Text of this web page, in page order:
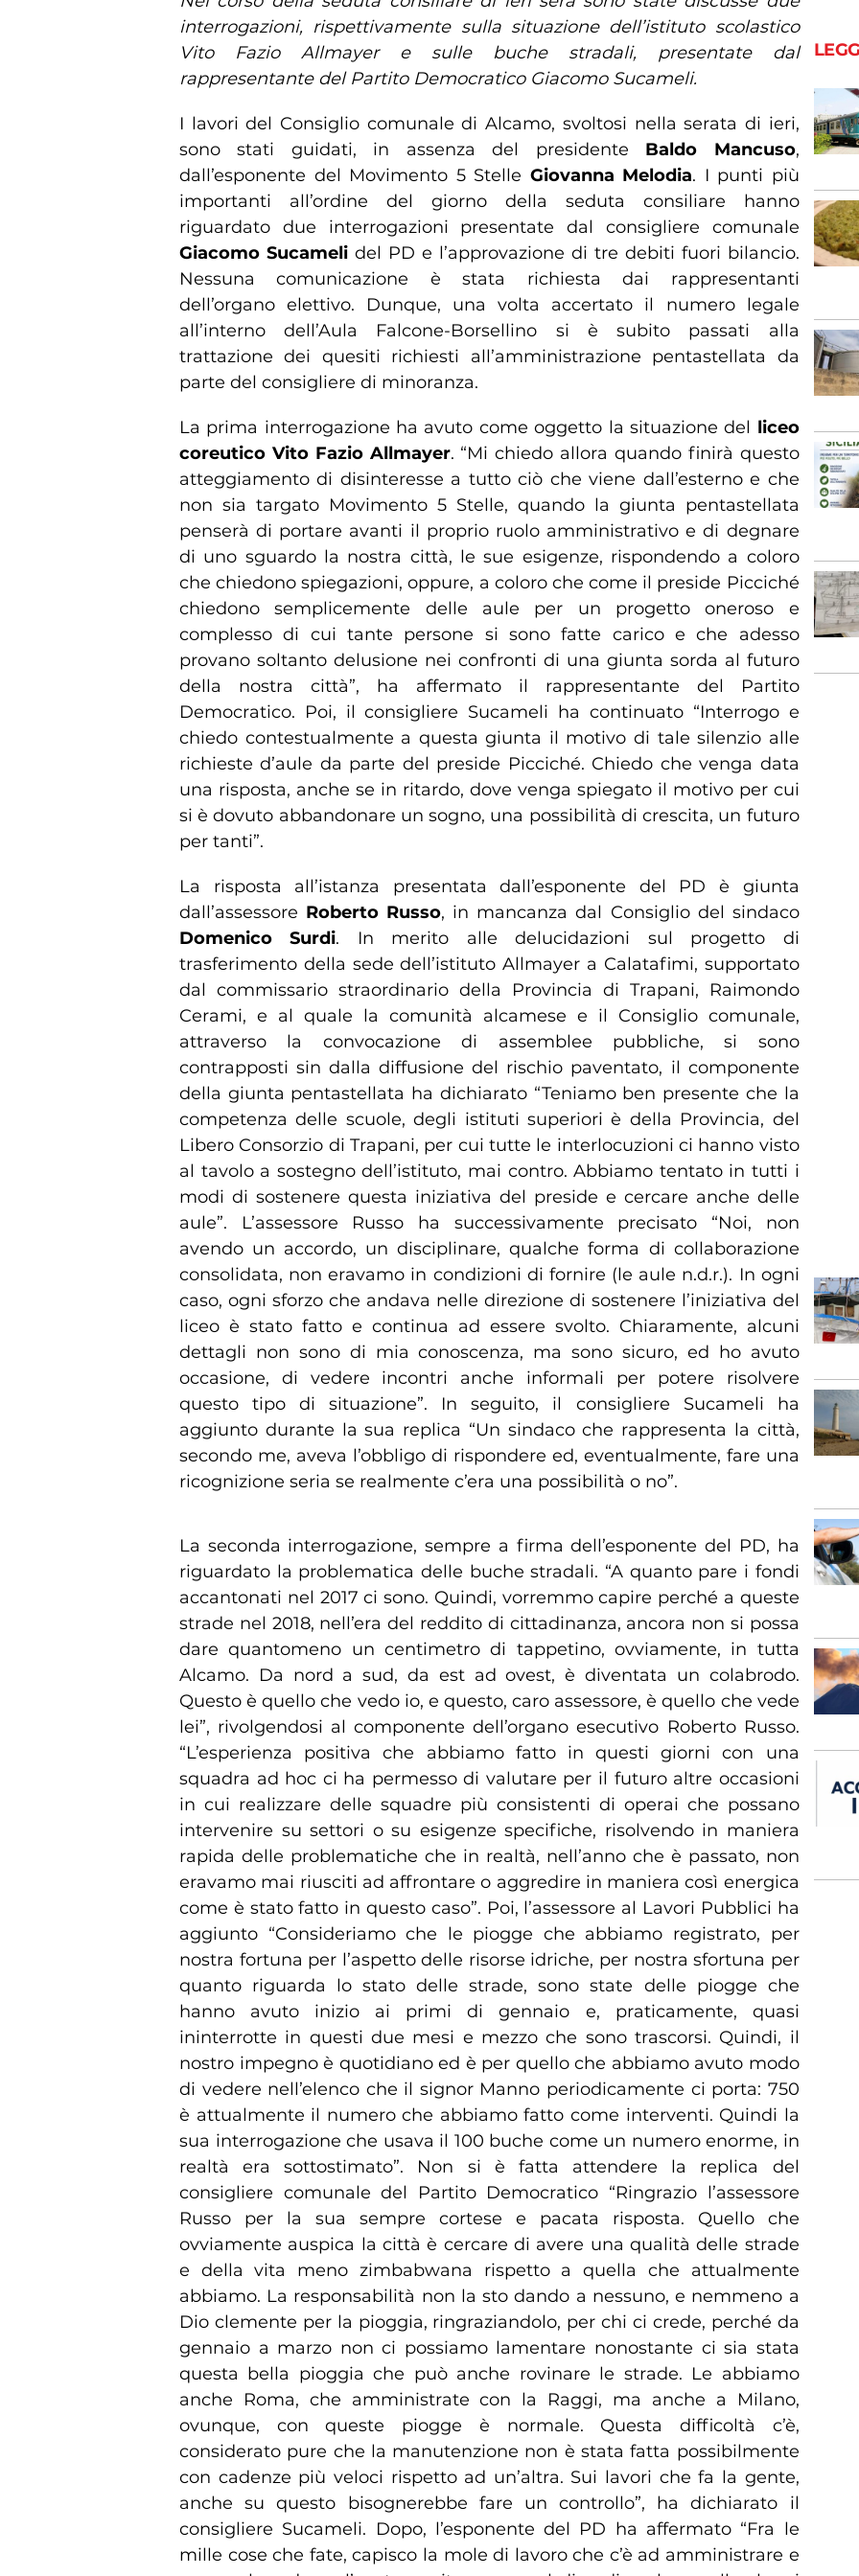
interrogazioni, rispettivamente sulla situazione dell’istituto scolastico
Vito Fazio Allmayer e sulle buche stradali, presentate dal
rappresentante del Partito Democratico Giacomo Sucameli.
I lavori del Consiglio comunale di Alcamo, svoltosi nella serata di ieri,
sono stati guidati, in assenza del presidente Baldo Mancuso,
dall’esponente del Movimento 5 Stelle Giovanna Melodia. I punti più
importanti all’ordine del giorno della seduta consiliare hanno
riguardato due interrogazioni presentate dal consigliere comunale
Giacomo Sucamelidel PD e l’approvazione di tre debiti fuori bilancio.
Nessuna comunicazione è stata richiesta dai rappresentanti
dell’organo elettivo. Dunque, una volta accertato il numero legale
all’interno dell’Aula Falcone-Borsellino si è subito passati alla
trattazione dei quesiti richiesti all’amministrazione pentastellata da
parte del consigliere di minoranza.
La prima interrogazione ha avuto come oggetto la situazione del liceo
coreutico Vito Fazio Allmayer. “Mi chiedo allora quando finirà questo
atteggiamento di disinteresse a tutto ciò che viene dall’esterno e che
non sia targato Movimento 5 Stelle, quando la giunta pentastellata
penserà di portare avanti il proprio ruolo amministrativo e di degnare
di uno sguardo la nostra città, le sue esigenze, rispondendo a coloro
che chiedono spiegazioni, oppure, a coloro che come il preside Picciché
chiedono semplicemente delle aule per un progetto oneroso e
complesso di cui tante persone si sono fatte carico e che adesso
provano soltanto delusione nei confronti di una giunta sorda al futuro
della nostra città”, ha affermato il rappresentante del Partito
Democratico. Poi, il consigliere Sucameli ha continuato “Interrogo e
chiedo contestualmente a questa giunta il motivo di tale silenzio alle
richieste d’aule da parte del preside Picciché. Chiedo che venga data
una risposta, anche se in ritardo, dove venga spiegato il motivo per cui
si è dovuto abbandonare un sogno, una possibilità di crescita, un futuro
per tanti”.
La risposta all’istanza presentata dall’esponente del PD è giunta
dall’assessore Roberto Russo, in mancanza dal Consiglio del sindaco
Domenico Surdi. In merito alle delucidazioni sul progetto di
trasferimento della sede dell’istituto Allmayer a Calatafimi, supportato
dal commissario straordinario della Provincia di Trapani, Raimondo
Cerami, e al quale la comunità alcamese e il Consiglio comunale,
attraverso la convocazione di assemblee pubbliche, si sono
contrapposti sin dalla diffusione del rischio paventato, il componente
della giunta pentastellata ha dichiarato “Teniamo ben presente che la
competenza delle scuole, degli istituti superiori è della Provincia, del
Libero Consorzio di Trapani, per cui tutte le interlocuzioni ci hanno visto
al tavolo a sostegno dell’istituto, mai contro. Abbiamo tentato in tutti i
modi di sostenere questa iniziativa del preside e cercare anche delle
aule”. L’assessore Russo ha successivamente precisato “Noi, non
avendo un accordo, un disciplinare, qualche forma di collaborazione
consolidata, non eravamo in condizioni di fornire (le aule n.d.r.). In ogni
caso, ogni sforzo che andava nelle direzione di sostenere l’iniziativa del
liceo è stato fatto e continua ad essere svolto. Chiaramente, alcuni
dettagli non sono di mia conoscenza, ma sono sicuro, ed ho avuto
occasione, di vedere incontri anche informali per potere risolvere
questo tipo di situazione”. In seguito, il consigliere Sucameli ha
aggiunto durante la sua replica “Un sindaco che rappresenta la città,
secondo me, aveva l’obbligo di rispondere ed, eventualmente, fare una
ricognizione seria se realmente c’era una possibilità o no”.
La seconda interrogazione, sempre a firma dell’esponente del PD, ha
riguardato la problematica delle buche stradali. “A quanto pare i fondi
accantonati nel 2017 ci sono. Quindi, vorremmo capire perché a queste
strade nel 2018, nell’era del reddito di cittadinanza, ancora non si possa
dare quantomeno un centimetro di tappetino, ovviamente, in tutta
Alcamo. Da nord a sud, da est ad ovest, è diventata un colabrodo.
Questo è quello che vedo io, e questo, caro assessore, è quello che vede
lei”, rivolgendosi al componente dell’organo esecutivo Roberto Russo.
“L’esperienza positiva che abbiamo fatto in questi giorni con una
squadra ad hoc ci ha permesso di valutare per il futuro altre occasioni
in cui realizzare delle squadre più consistenti di operai che possano
intervenire su settori o su esigenze specifiche, risolvendo in maniera
rapida delle problematiche che in realtà, nell’anno che è passato, non
eravamo mai riusciti ad affrontare o aggredire in maniera così energica
come è stato fatto in questo caso”. Poi, l’assessore al Lavori Pubblici ha
aggiunto “Consideriamo che le piogge che abbiamo registrato, per
nostra fortuna per l’aspetto delle risorse idriche, per nostra sfortuna per
quanto riguarda lo stato delle strade, sono state delle piogge che
hanno avuto inizio ai primi di gennaio e, praticamente, quasi
ininterrotte in questi due mesi e mezzo che sono trascorsi. Quindi, il
nostro impegno è quotidiano ed è per quello che abbiamo avuto modo
di vedere nell’elenco che il signor Manno periodicamente ci porta: 750
è attualmente il numero che abbiamo fatto come interventi. Quindi la
sua interrogazione che usava il 100 buche come un numero enorme, in
realtà era sottostimato”. Non si è fatta attendere la replica del
consigliere comunale del Partito Democratico “Ringrazio l’assessore
Russo per la sua sempre cortese e pacata risposta. Quello che
ovviamente auspica la città è cercare di avere una qualità delle strade
e della vita meno zimbabwana rispetto a quella che attualmente
abbiamo. La responsabilità non la sto dando a nessuno, e nemmeno a
Dio clemente per la pioggia, ringraziandolo, per chi ci crede, perché da
gennaio a marzo non ci possiamo lamentare nonostante ci sia stata
questa bella pioggia che può anche rovinare le strade. Le abbiamo
anche Roma, che amministrate con la Raggi, ma anche a Milano,
ovunque, con queste piogge è normale. Questa difficoltà c’è,
considerato pure che la manutenzione non è stata fatta possibilmente
con cadenze più veloci rispetto ad un’altra. Sui lavori che fa la gente,
anche su questo bisognerebbe fare un controllo”, ha dichiarato il
consigliere Sucameli. Dopo, l’esponente del PD ha affermato “Fra le
mille cose che fate, capisco la mole di lavoro che c’è ad amministrare e